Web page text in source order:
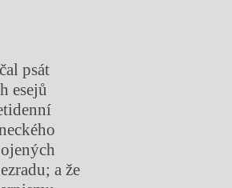
psát
esejů
a že